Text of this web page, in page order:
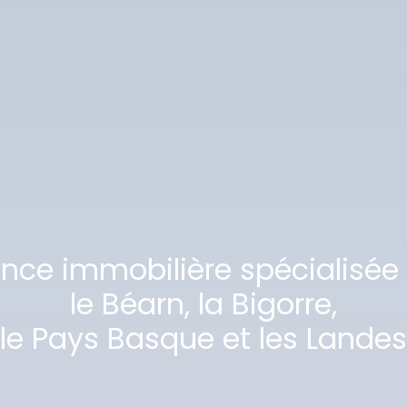
immobilière
le Béarn, la Bigorre,
le Pays Basque et les Landes